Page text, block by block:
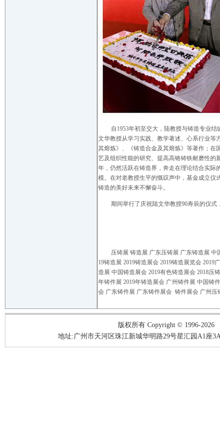
自1953年初至交大，陆教授与铸造专业
文华教授从学习实践、教学著述、心系行业等
其熔炼》、《铸造合金及其熔炼》等著作；在
艺及组织性能的研究、提高高铬铸铁耐磨性的
年，仍然活跃在铸造界，奔走在理论结合实际
模。在对老教授生平的慨叹声中，基金成立仪
铸造的美好未来不懈奋斗。
期间举行了庆祝陆文华教授90寿辰的仪
压铸展 铸造展 广东压铸展 广东铸造展 中
19铸造展 2019铸造展会 2019铸造展览会
造展 中国铸造展会 2019有色铸造展会 2018压
年铸件展 2019年铸造展会 广州铸件展 中国铸
会 广东铸件展 广东铸件展会 铸件展会 广州
版权所有 Copyright © 1996-2026
地址:广州市天河区珠江新城华明路29号星汇园A1座